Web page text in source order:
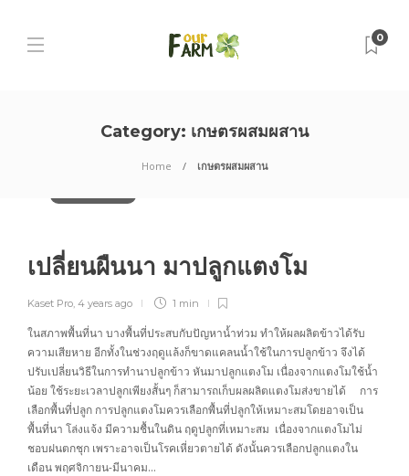
0
Category: เกษตรผสมผสาน
Home เกษตรผสมผสาน
เปลี่ยนผืนนา มาปลูกแตงโม
Kaset Pro, 4 years ago 1 min
ในสภาพพื้นที่นา บางพื้นที่ประสบกับปัญหาน้ำท่วม ทำให้ผลผลิตข้าวได้รับ
ความเสียหาย อีกทั้งในช่วงฤดูแล้งก็ขาดแคลนน้ำใช้ในการปลูกข้าว จึงได้
ปรับเปลี่ยนวิธีในการทำนาปลูกข้าว หันมาปลูกแตงโม เนื่องจากแตงโมใช้น้ำ
น้อย ใช้ระยะเวลาปลูกเพียงสั้นๆ ก็สามารถเก็บผลผลิตแตงโมส่งขายได้ การ
เลือกพื้นที่ปลูก การปลูกแตงโมควรเลือกพื้นที่ปลูกให้เหมาะสมโดยอาจเป็น
พื้นที่นา โล่งแจ้ง มีความชื้นในดิน ฤดูปลูกที่เหมาะสม เนื่องจากแตงโมไม่
ชอบฝนตกชุก เพราะอาจเป็นโรคเหี่ยวตายได้ ดังนั้นควรเลือกปลูกแตงใน
เดือน พฤศจิกายน-มีนาคม…